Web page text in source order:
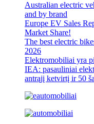
Australian electric
and by brand
Europe EV Sales
Market Share!
The best electric
2026
Elektromobiliai yra
IEA: pasauliniai
antrąjį ketvirtį ir 50